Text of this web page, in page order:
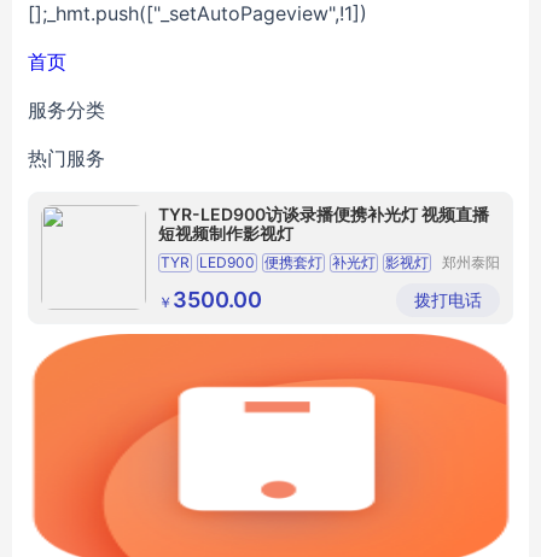
[];_hmt.push(["_setAutoPageview",!1])
首页
服务分类
热门服务
TYR-LED900访谈录播便携补光灯 视频直播
短视频制作影视灯
TYR LED900 便携套灯 补光灯 影视灯
直播灯
郑州泰阳
技有限公
司
￥ 3500.00 拨打电话